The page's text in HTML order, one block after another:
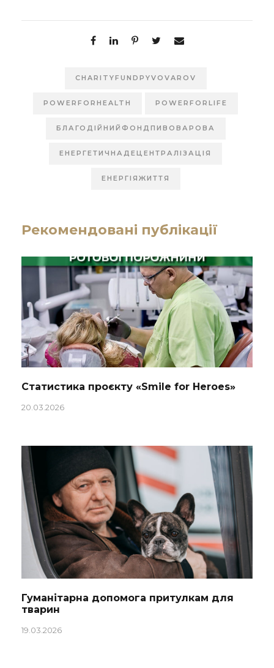
CHARITYFUNDPYVOVAROV
POWERFORHEALTH POWERFORLIFE
БЛАГОДІЙНИЙФОНДПИВОВАРОВА
ЕНЕРГЕТИЧНАДЕЦЕНТРАЛІЗАЦІЯ
ЕНЕРГІЯЖИТТЯ
Рекомендовані публікації
Статистика проєкту «Smile for Heroes»
20.03.2026
Гуманітарна допомога притулкам для
тварин
19.03.2026